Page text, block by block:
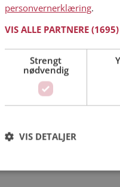
i Karlsøy har du kommet til
tusenvis av
og lag en presentasjon
våre søkefunksjoner
du tar kontakt
personvernerklæring.
VIS ALLE PARTNERE
Strengt
nødvendig
VIS DETALJER